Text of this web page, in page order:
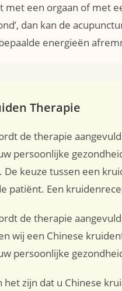
met een orgaan of met
dan kan de
energieën
Therapie
de therapie
persoonlijke
De keuze tussen een
patiënt. Een
de therapie
wij een Chinese
persoonlijke
het zijn dat u Chinese